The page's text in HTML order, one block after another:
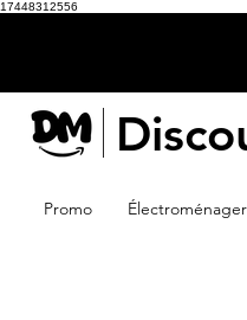
17448312556
Promo Électroménager